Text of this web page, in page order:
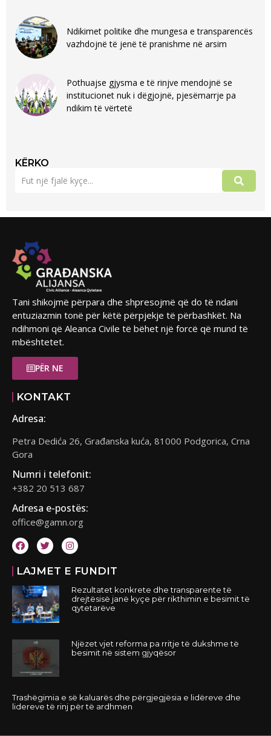
Ndikimet politike dhe mungesa e transparencës
vazhdojnë të jenë të pranishme në arsim
Pothuajse gjysma e të rinjve mendojnë se
institucionet nuk i dëgjojnë, pjesëmarrje pa
ndikim të vërtetë
KËRKO
Tani shikojmë përpara dhe shpresojmë që do të ndani
entuziazmin tonë për këtë përpjekje të përbashkët. Na
ndihmoni që Aleanca Civile të bëhet një forcë që mund të
mbështetet.
PËR NE
KONTAKT
Adresa:
Petra Dedića 26, Građanska kuća, 81000 Podgorica, Crna
Gora
Numri i telefonit:
+382 20 513 687
Adresa e-postës:
office@gamn.org
LAJMET E FUNDIT
Rezultatet konkrete dhe transparente të
drejtësisë janë kyçe për rikthimin e besimit të
qytetarëve
Njëzet vjet reforma pa rritje të dukshme të
besimit në sistem gjyqësor
Trashëgimia e së kaluarës dhe përgjegjësia e lidëreve dhe
lidereve të rinj për të ardhmen